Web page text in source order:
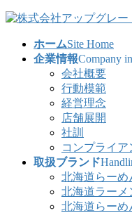
コ
ナ
ホームSite Home
企業情報Company
会社概要
行動模範
経営理念
店舗展開
社訓
コンプライア
取扱ブランド
北海道らーめ
北海道ラーメ
北海道らーめ